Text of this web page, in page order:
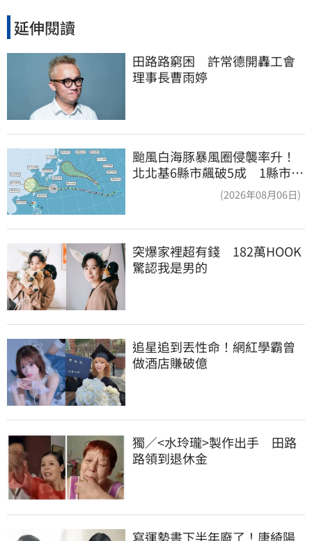
延伸閱讀
田路路窮困　許常德開轟工會
理事長曹雨婷
颱風白海豚暴風圈侵襲率升！
北北基6縣市飆破5成 1縣市
(2026年08月06日)
突爆家裡超有錢　182萬HOOK
驚認我是男的
追星追到丟性命！網紅學霸曾
做酒店賺破億
獨／<水玲瓏>製作出手　田路
路領到退休金
寫運勢書下半年廢了！唐綺陽